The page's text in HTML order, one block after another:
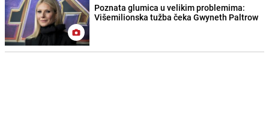
Poznata glumica u velikim problemima:
Višemilionska tužba čeka Gwyneth Paltrow